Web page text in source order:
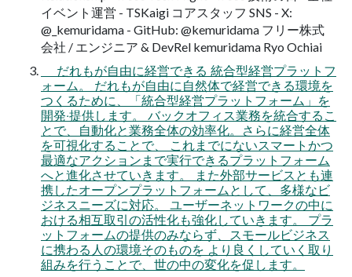
イベント運営 - TSKaigi コアスタッフ SNS - X:
@_kemuridama - GitHub: @kemuridama フリー株式
会社 / エンジニア & DevRel kemuridama Ryo Ochiai
だれもが⾃由に経営できる 統合型経営プラットフ
ォーム。 だれもが⾃由に⾃然体で経営できる環境を
つくるために、「統合型経営プラットフォーム」を
開発‧提供します。 バックオフィス業務を統合するこ
とで、⾃動化と業務全体の効率化。さらに経営全体
を可視化することで、 これまでにないスマートかつ
最適なアクションまで実⾏できるプラットフォーム
へと進化させていきます。 また外部サービスとも連
携したオープンプラットフォームとして、多様なビ
ジネスニーズに対応。 ユーザーネットワークの中に
おける相互取引の活性化も強化していきます。 プラ
ットフォームの提供のみならず、スモールビジネス
に携わる⼈の環境そのものを より良くしていく取り
組みを⾏うことで、世の中の変化を促します。